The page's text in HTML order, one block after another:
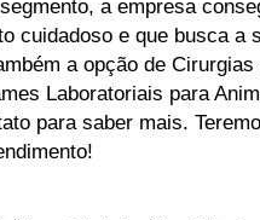
a empresa
cuidadoso e que busca a
a opção de
Laboratoriais para
para saber mais.